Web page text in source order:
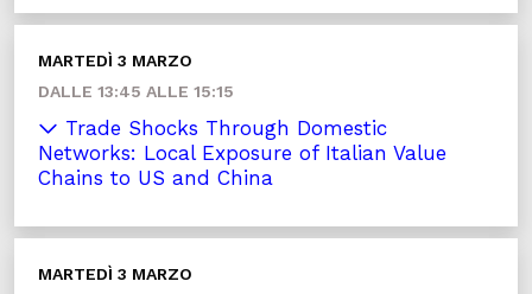
MARTEDÌ 3 MARZO
DALLE 13:45 ALLE 15:15
Trade Shocks Through Domestic
Networks: Local Exposure of Italian Value
Chains to US and China
MARTEDÌ 3 MARZO